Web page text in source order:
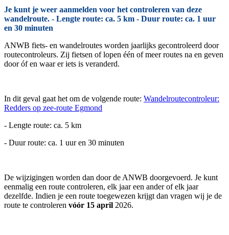
Je kunt je weer aanmelden voor het controleren van deze
wandelroute. - Lengte route: ca. 5 km - Duur route: ca. 1 uur
en 30 minuten
ANWB fiets- en wandelroutes worden jaarlijks gecontroleerd door
routecontroleurs. Zij fietsen of lopen één of meer routes na en geven
door óf en waar er iets is veranderd.
In dit geval gaat het om de volgende route: Wandelroutecontroleur:
Redders op zee-route Egmond
- Lengte route: ca. 5 km
- Duur route: ca. 1 uur en 30 minuten
De wijzigingen worden dan door de ANWB doorgevoerd. Je kunt
eenmalig een route controleren, elk jaar een ander of elk jaar
dezelfde. Indien je een route toegewezen krijgt dan vragen wij je de
route te controleren vóór 15 april 2026.